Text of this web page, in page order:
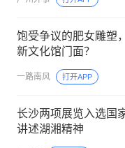
饱受争议的肥女雕塑
新文化馆门面？
一路南风 打开APP
长沙两项展览入选国
讲述湖湘精神